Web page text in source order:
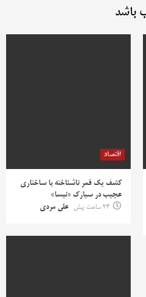
باشد
اقتصاد
کشف یک قمر ناشناخته با ساختاری
عجیب در سیارک «نیسا»
24 ساعت پیش
علی مردی